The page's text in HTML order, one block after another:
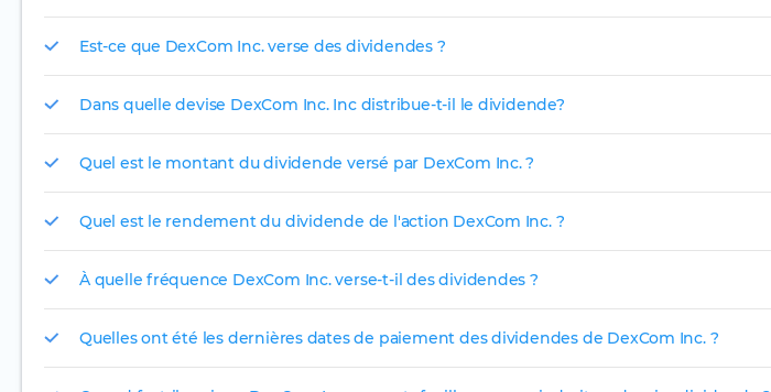
Est-ce que DexCom Inc. verse des dividendes ?
Dans quelle devise DexCom Inc. Inc distribue-t-il le dividende?
Quel est le montant du dividende versé par DexCom Inc. ?
Quel est le rendement du dividende de l'action DexCom Inc. ?
À quelle fréquence DexCom Inc. verse-t-il des dividendes ?
Quelles ont été les dernières dates de paiement des dividendes de DexCom Inc. ?